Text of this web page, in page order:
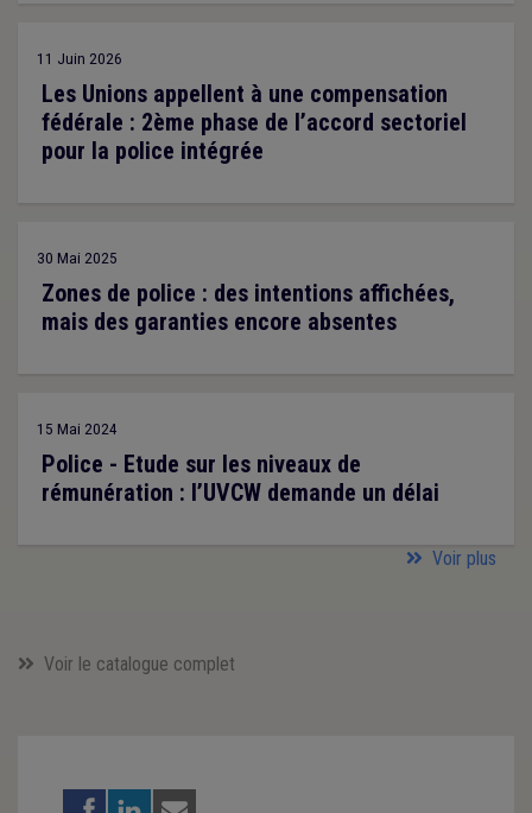
11 Juin 2026
Les Unions appellent à une compensation
fédérale : 2ème phase de l’accord sectoriel
pour la police intégrée
30 Mai 2025
Zones de police : des intentions affichées,
mais des garanties encore absentes
15 Mai 2024
Police - Etude sur les niveaux de
rémunération : l’UVCW demande un délai
Voir plus
Voir le catalogue complet